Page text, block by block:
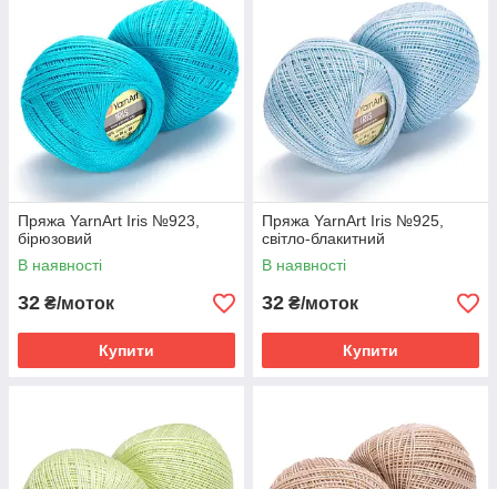
Пряжа YarnArt Iris №923,
бірюзовий
В наявності
32 ₴/моток
Купити
Пряжа YarnArt Iris №925,
світло-блакитний
В наявності
32 ₴/моток
Купити